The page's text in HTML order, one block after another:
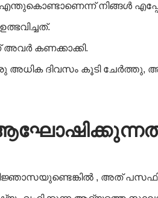
നിങ്ങൾ
അവർ കണക്കാക്കി.
അധിക ദിവസം കൂടി ചേർത്തു,
, അത്